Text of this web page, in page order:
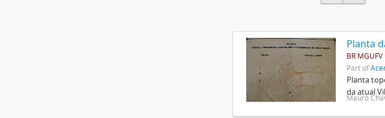
Planta
BR
Part of
Planta
da atual
Mauro